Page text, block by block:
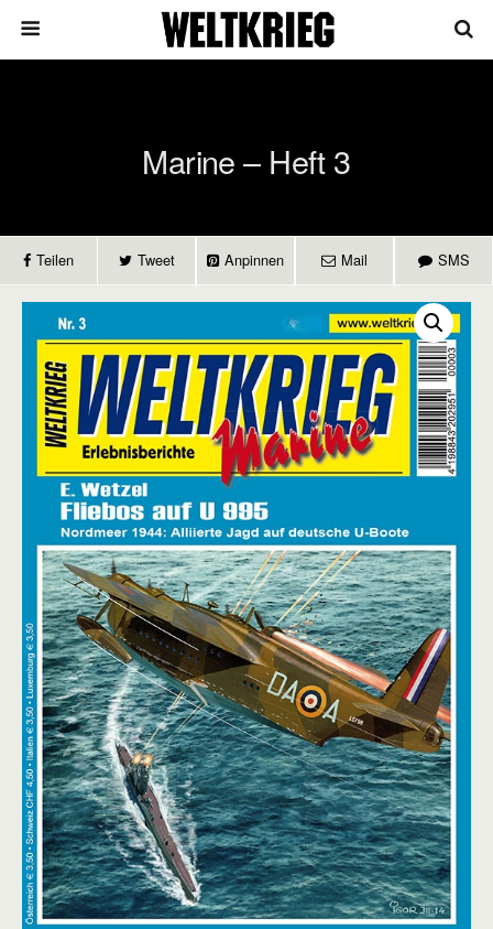
Marine – Heft 3
Teilen Tweet Anpinnen Mail SMS